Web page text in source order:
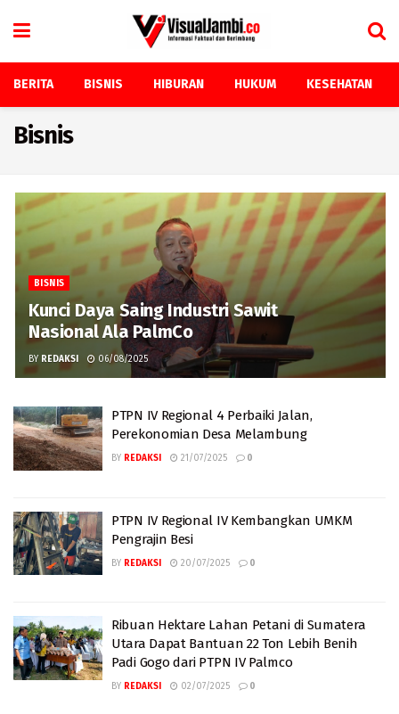
BERITA BISNIS HIBURAN HUKUM KESEHATAN
Bisnis
BISNIS
Kunci Daya Saing Industri Sawit
Nasional Ala PalmCo
BY REDAKSI 06/08/2025
PTPN IV Regional 4 Perbaiki Jalan,
Perekonomian Desa Melambung
BY REDAKSI 21/07/2025 0
PTPN IV Regional IV Kembangkan UMKM
Pengrajin Besi
BY REDAKSI 20/07/2025 0
Ribuan Hektare Lahan Petani di Sumatera
Utara Dapat Bantuan 22 Ton Lebih Benih
Padi Gogo dari PTPN IV Palmco
BY REDAKSI 02/07/2025 0